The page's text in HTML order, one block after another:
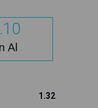
Al
1.32